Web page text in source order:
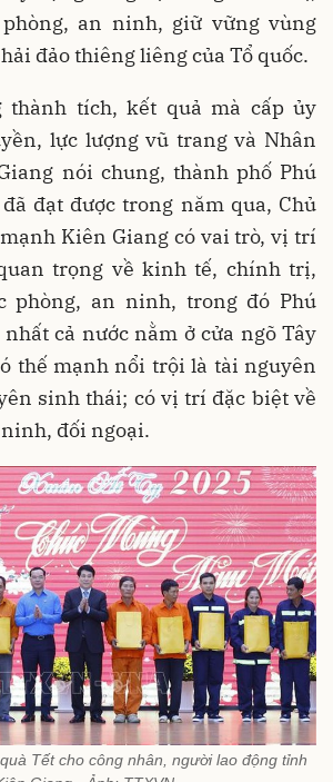
an ninh, giữ vững vùng
đảo thiêng liêng của Tổ quốc.
thành tích, kết quả mà cấp ủy
lực lượng vũ trang và Nhân
nói chung, thành phố Phú
đạt được trong năm qua, Chủ
Kiên Giang có vai trò, vị trí
trọng về kinh tế, chính trị,
phòng, an ninh, trong đó Phú
cả nước nằm ở cửa ngõ Tây
thế mạnh nổi trội là tài nguyên
sinh thái; có vị trí đặc biệt về
đối ngoại.
Tết cho công nhân, người lao động tỉnh